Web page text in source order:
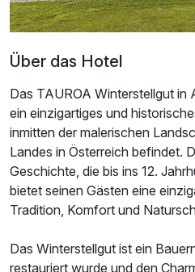
Über das Hotel
Das TAUROA Winterstellgut in
ein einzigartiges und
inmitten der malerischen
Landes in Österreich befindet.
Geschichte, die bis ins 12.
bietet seinen Gästen eine
Tradition, Komfort und
Das Winterstellgut ist ein
restauriert wurde und den